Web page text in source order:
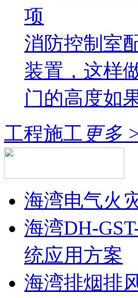
项
消防控制室
装置，这样
门的高度如
工程施工 更多
海湾电气火
海湾DH-
统应用方案
海湾排烟排